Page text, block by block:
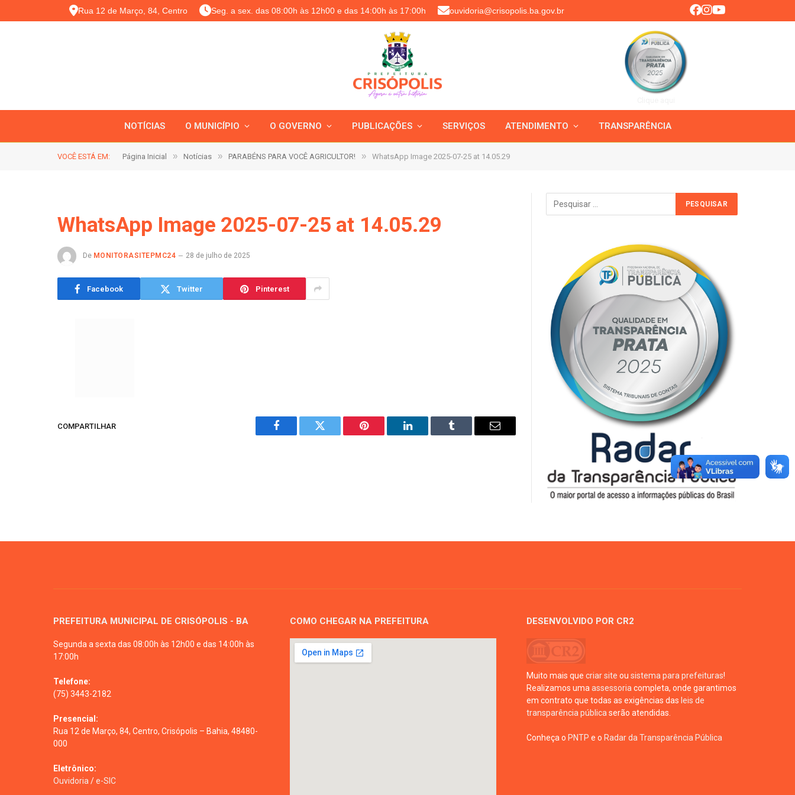
Rua 12 de Março, 84, Centro Seg. a sex. das 08:00h às 12h00 e das 14:00h às 17:00h ouvidoria@crisopolis.ba.gov.br
NOTÍCIAS O MUNICÍPIO O GOVERNO PUBLICAÇÕES SERVIÇOS ATENDIMENTO TRANSPARÊNCIA
VOCÊ ESTÁ EM: Página Inicial » Notícias » PARABÉNS PARA VOCÊ AGRICULTOR! » WhatsApp Image 2025-07-25 at 14.05.29
WhatsApp Image 2025-07-25 at 14.05.29
De MONITORASITEPMC24 28 de julho de 2025
Facebook Twitter Pinterest
COMPARTILHAR
Facebook Twitter Pinterest LinkedIn Tumblr Email
PREFEITURA MUNICIPAL DE CRISÓPOLIS - BA
Segunda a sexta das 08:00h às 12h00 e das 14:00h às
17:00h
Telefone:
(75) 3443-2182
Presencial:
Rua 12 de Março, 84, Centro, Crisópolis – Bahia, 48480-
000
Eletrônico:
Ouvidoria /e-SIC
COMO CHEGAR NA PREFEITURA DESENVOLVIDO POR CR2
Muito mais que criar site ou sistema para prefeituras!
Realizamos uma assessoria completa, onde garantimos
em contrato que todas as exigências das leis de
transparência pública serão atendidas.
Conheça o PNTP e o Radar da Transparência Pública